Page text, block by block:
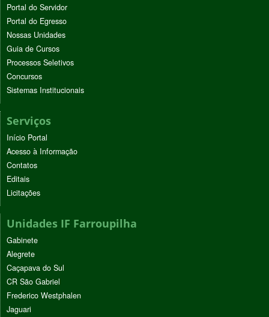
Portal do Servidor
Portal do Egresso
Nossas Unidades
Guia de Cursos
Processos Seletivos
Concursos
Sistemas Institucionais
Serviços
Início Portal
Acesso à Informação
Contatos
Editais
Licitações
Unidades IF Farroupilha
Gabinete
Alegrete
Caçapava do Sul
CR São Gabriel
Frederico Westphalen
Jaguari